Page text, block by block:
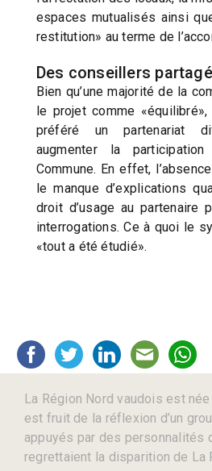
espaces mutualisés ainsi
restitution» au terme de
Des conseillers
Bien qu’une majorité de la
le projet comme
préféré un partenariat
augmenter la
Commune. En effet,
le manque d’explications
droit d’usage au partenaire
interrogations. Ce à quoi le
«tout a été étudié».
La Région Nord vaudois est
est fruit de la réflexion d’un
appuyés par des personnalités
regrettaient la disparition de La